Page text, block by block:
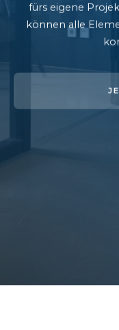
fürs eigene
können alle